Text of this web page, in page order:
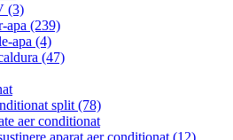
(3)
apa (239)
apa (4)
(47)
split (78)
aer conditionat
aparat aer conditionat (12)